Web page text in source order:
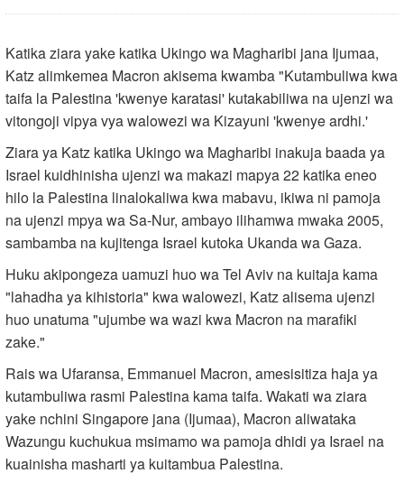
Katika ziara yake katika Ukingo wa Magharibi jana Ijumaa,
Katz alimkemea Macron akisema kwamba "Kutambuliwa kwa
taifa la Palestina 'kwenye karatasi' kutakabiliwa na ujenzi wa
vitongoji vipya vya walowezi wa Kizayuni 'kwenye ardhi.'
Ziara ya Katz katika Ukingo wa Magharibi inakuja baada ya
Israel kuidhinisha ujenzi wa makazi mapya 22 katika eneo
hilo la Palestina linalokaliwa kwa mabavu, ikiwa ni pamoja
na ujenzi mpya wa Sa-Nur, ambayo ilihamwa mwaka 2005,
sambamba na kujitenga Israel kutoka Ukanda wa Gaza.
Huku akipongeza uamuzi huo wa Tel Aviv na kuitaja kama
"lahadha ya kihistoria" kwa walowezi, Katz alisema ujenzi
huo unatuma "ujumbe wa wazi kwa Macron na marafiki
zake."
Rais wa Ufaransa, Emmanuel Macron, amesisitiza haja ya
kutambuliwa rasmi Palestina kama taifa. Wakati wa ziara
yake nchini Singapore jana (Ijumaa), Macron aliwataka
Wazungu kuchukua msimamo wa pamoja dhidi ya Israel na
kuainisha masharti ya kuitambua Palestina.